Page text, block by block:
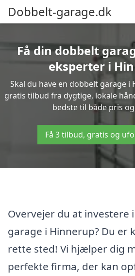
Dobbelt-garage.dk
Få din dobbelt
eksperter i
Skal du have en dobbelt garage i
gratis tilbud fra dygtige, lokale
bedste til både pris
Få 3 tilbud, gratis og
Overvejer du at investere
garage i Hinnerup? Du er
rette sted! Vi hjælper dig
perfekte firma, der kan